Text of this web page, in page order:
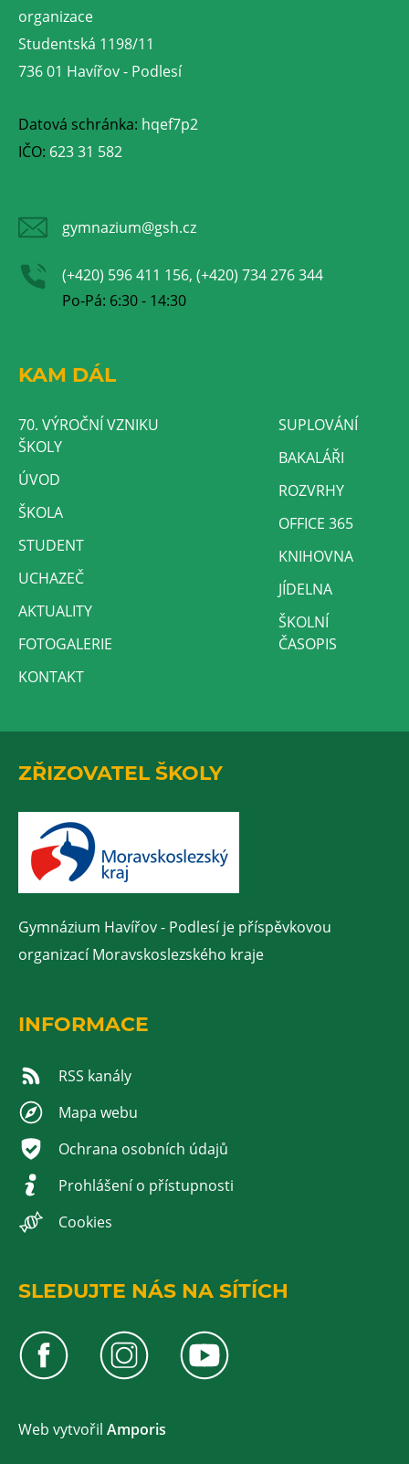
organizace
Studentská 1198/11
736 01 Havířov - Podlesí
Datová schránka: hqef7p2
IČO: 623 31 582
gymnazium@gsh.cz
(+420) 596 411 156, (+420) 734 276 344
Po-Pá: 6:30 - 14:30
KAM DÁL
70. VÝROČNÍ VZNIKU
ŠKOLY
ÚVOD
ŠKOLA
STUDENT
UCHAZEČ
AKTUALITY
FOTOGALERIE
KONTAKT
SUPLOVÁNÍ
BAKALÁŘI
ROZVRHY
OFFICE 365
KNIHOVNA
JÍDELNA
ŠKOLNÍ
ČASOPIS
ZŘIZOVATEL ŠKOLY
Gymnázium Havířov - Podlesí je příspěvkovou
organizací Moravskoslezského kraje
INFORMACE
RSS kanály
Mapa webu
Ochrana osobních údajů
Prohlášení o přístupnosti
Cookies
SLEDUJTE NÁS NA SÍTÍCH
Web vytvořil Amporis